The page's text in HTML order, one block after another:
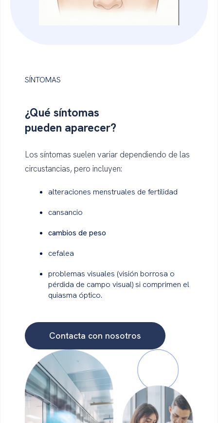
SÍNTOMAS
¿Quésíntomas
pueden aparecer?
Los síntomas suelen variar dependiendo de las
circustancias, pero incluyen:
alteraciones menstruales de fertilidad
cansancio
cambios de peso
cefalea
problemas visuales (visión borrosa o
pérdida de campo visual) si comprimen el
quiasma óptico.
Contacta con nosotros